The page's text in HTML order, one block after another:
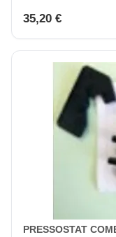
35,20 €
PRESSOSTAT